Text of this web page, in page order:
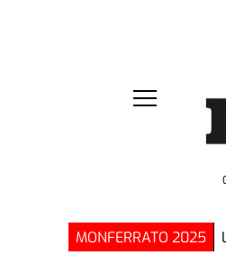
MONFERRATO 2025